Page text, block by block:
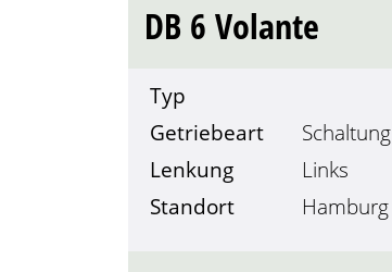
DB 6 Volante
Typ
Getriebeart
Schaltung
Lenkung
Links
Standort
Hamburg